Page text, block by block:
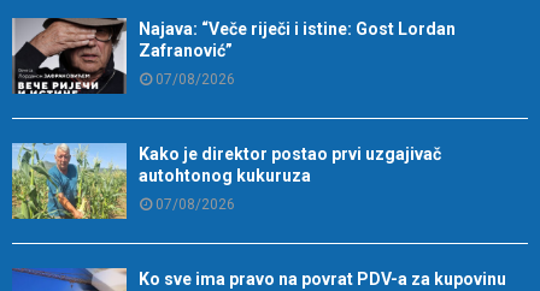
Najava: “Veče riječi i istine: Gost Lordan
Zafranović”
07/08/2026
Kako je direktor postao prvi uzgajivač
autohtonog kukuruza
07/08/2026
Ko sve ima pravo na povrat PDV-a za kupovinu